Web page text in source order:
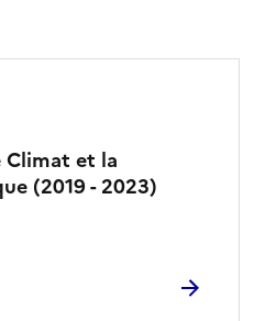
Climat et la
(2019 - 2023)